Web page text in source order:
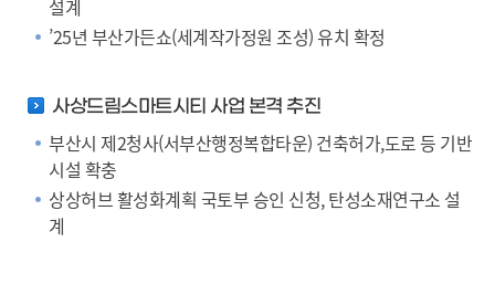
설계
’25년 부산가든쇼(세계작가정원 조성) 유치 확정
사상드림스마트시티 사업 본격 추진
부산시 제2청사(서부산행정복합타운) 건축허가,도로 등 기반
시설 확충
상상허브 활성화계획 국토부 승인 신청, 탄성소재연구소 설
계